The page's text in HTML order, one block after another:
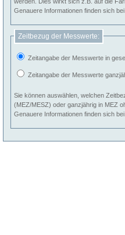
Genauere Informationen finden sich
Zeitbezug der Messwerte:
Zeitangabe der Messwerte in
Zeitangabe der Messwerte
Sie können auswählen, welchen
(MEZ/MESZ) oder ganzjährig in MEZ
Genauere Informationen finden sich